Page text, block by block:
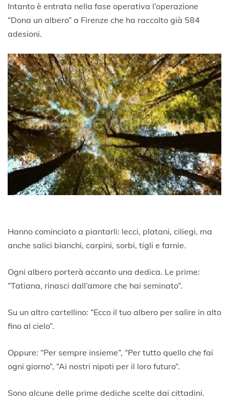
Intanto è entrata nella fase operativa l’operazione
“Dona un albero” a Firenze che ha raccolto già 584
adesioni.
Hanno cominciato a piantarli: lecci, platani, ciliegi, ma
anche salici bianchi, carpini, sorbi, tigli e farnie.
Ogni albero porterà accanto una dedica. Le prime:
“Tatiana, rinasci dall’amore che hai seminato”.
Su un altro cartellino: “Ecco il tuo albero per salire in alto
fino al cielo”.
Oppure: “Per sempre insieme”, “Per tutto quello che fai
ogni giorno”, “Ai nostri nipoti per il loro futuro”.
Sono alcune delle prime dediche scelte dai cittadini.